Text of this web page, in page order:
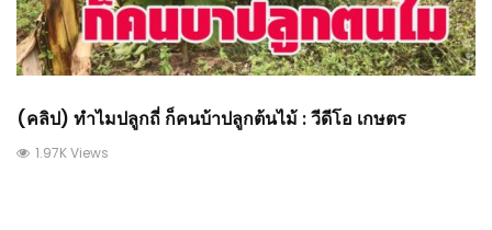
(คลิป) ทำไมปลูกถี่ ก็คนบ้าปลูกต้นไม้ : วีดีโอ เกษตร
1.97K Views